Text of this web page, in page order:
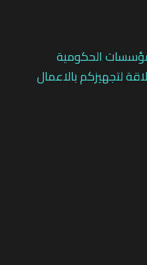
الحكومية
لتجهيزكم بالاعمال